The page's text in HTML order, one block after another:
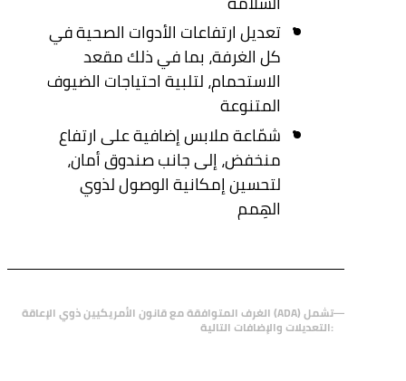
تعديل ارتفاعات الأدوات الصحية في
كل الغرفة، بما في ذلك مقعد
الاستحمام، لتلبية احتياجات الضيوف
المتنوعة
شمّاعة ملابس إضافية على ارتفاع
منخفض، إلى جانب صندوق أمان،
لتحسين إمكانية الوصول لذوي
الهِمم
الغرف المتوافقة مع قانون الأمريكيين ذوي الإعاقة (ADA) تشمل
التعديلات والإضافات التالية: